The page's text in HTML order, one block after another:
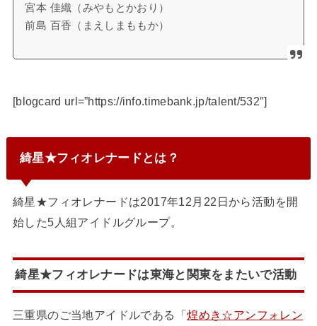
宮本 佳織（みやもとかおり）
前島 百香（まえしまももか）
[blogcard url=”https://info.timebank.jp/talent/532″]
綺星★フィオレナードとは？
綺星★フィオレナードは2017年12月22日から活動を開
始した5人組アイドルグループ。
綺星★フィオレナードは東海と関東をまたいで活動
三重県のご当地アイドルである「煌めき☆アンフォレン